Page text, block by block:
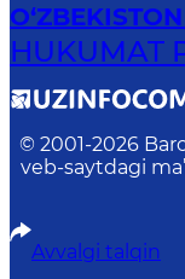
HUKUMAT
© 2001-2026
veb-saytdagi
Avvalgi talqin